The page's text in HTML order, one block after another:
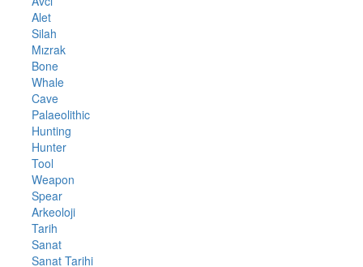
Alet
Silah
Mızrak
Bone
Whale
Cave
Palaeolithic
Hunting
Hunter
Tool
Weapon
Spear
Arkeoloji
Tarih
Sanat
Sanat Tarihi